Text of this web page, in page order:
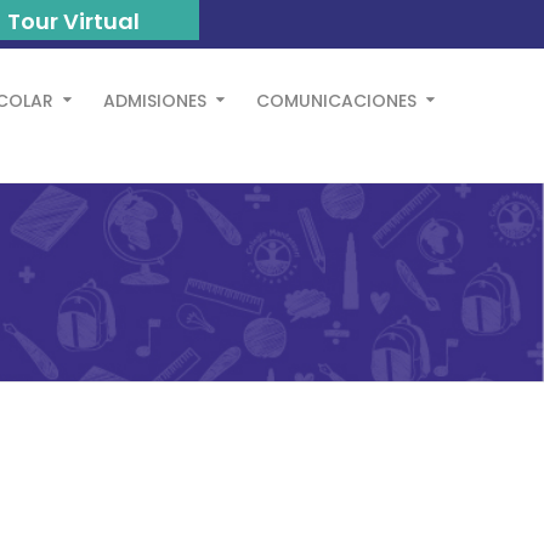
Tour Virtual
ADMISIONES COMUNICACIONES